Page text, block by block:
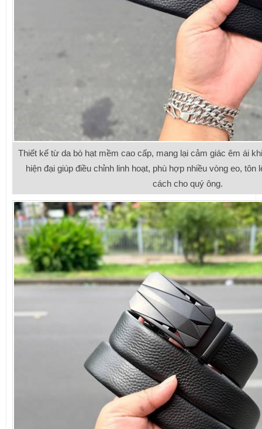
Thiết kế từ da bò hạt mềm cao cấp, mang lại cảm giác êm ái
hiện đại giúp điều chỉnh linh hoạt, phù hợp nhiều vòng eo, tôn
cách cho quý ông.